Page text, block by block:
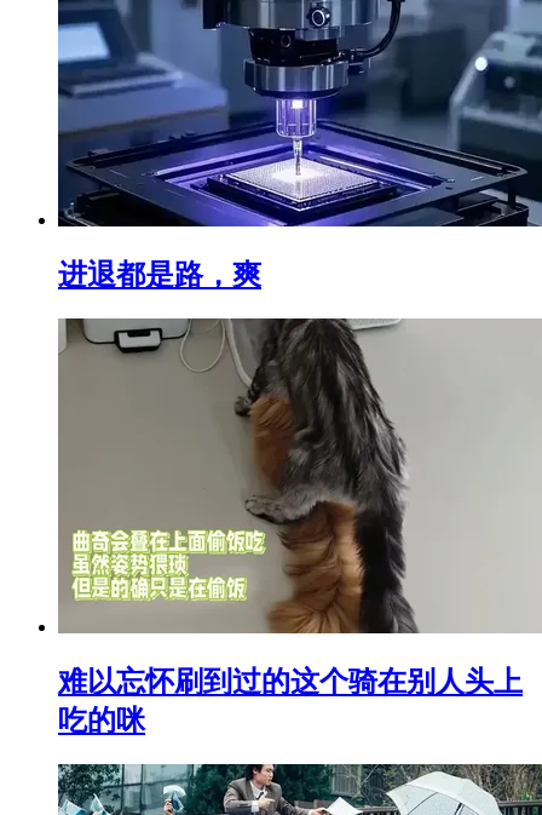
进退都是路，爽
难以忘怀刷到过的这个骑在别人头上
吃的咪